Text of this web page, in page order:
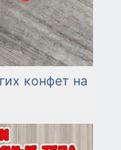
конфет на